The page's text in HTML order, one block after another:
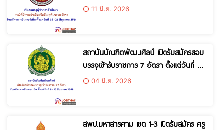
ตั้งแต่วันที่ 15 – 26 มิถุนายน 2569
11 มิ.ย. 2026
สถาบันบัณฑิตพัฒนศิลป์ เปิดรับสมัครสอบ
บรรจุเข้ารับราชการ 7 อัตรา ตั้งแต่วันที่ 8
– 15 มิถุนายน 2569
04 มิ.ย. 2026
สพป.มหาสารคาม เขต 1-3 เปิดรับสมัคร ครู